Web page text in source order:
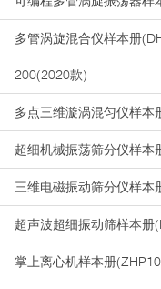
多管涡旋混合仪样本册
200(2020款)
多点三维漩涡混匀仪样本
超细机械振荡筛分仪样本
三维电磁振动筛分仪样本
超声波超细振动筛样本册
掌上离心机样本册